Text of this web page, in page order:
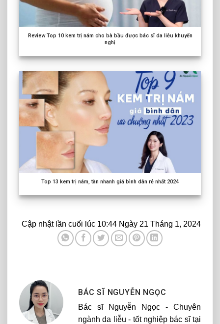
Review Top 10kem trị nám cho bà bầu được bác sĩ da liễu khuyến
nghị
Top 13 kem trị nám, tàn nhanh giá bình dân rẻ nhất 2024
Cập nhật lần cuối lúc 10:44 Ngày 21 Tháng 1, 2024
BÁC SĨ NGUYỄN NGỌC
Bác sĩ Nguyễn Ngọc - Chuyên
ngành da liễu - tốt nghiệp bác sĩ tại